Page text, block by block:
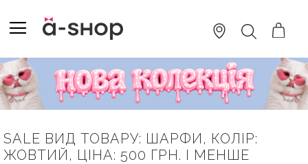
TO
CONTENT
ПОШУК
SALE ВИД ТОВАРУ: ШАРФИ, КОЛІР:
ЖОВТИЙ, ЦІНА: 500 ГРН. І МЕНШЕ